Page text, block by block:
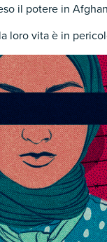
il potere in
loro vita è in